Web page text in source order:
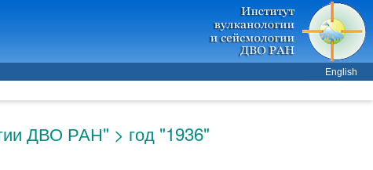
English
ДВО РАН" > год "1936"